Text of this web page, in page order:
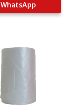
WhatsApp